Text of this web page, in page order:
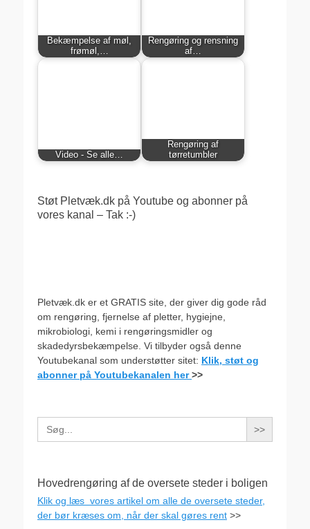
Bekæmpelse af møl,
frømøl,…
Rengøring og rensning
af…
Video - Se alle…
Rengøring af
tørretumbler
Støt Pletvæk.dk på Youtube og abonner på
vores kanal – Tak :-)
Pletvæk.dk er et GRATIS site, der giver dig gode råd
om rengøring, fjernelse af pletter, hygiejne,
mikrobiologi, kemi i rengøringsmidler og
skadedyrsbekæmpelse. Vi tilbyder også denne
Youtubekanal som understøtter sitet: Klik, støt og
abonner på Youtubekanalen her>>
Search
for:
Hovedrengøring af de oversete steder i boligen
Klik og læs vores artikel om alle de oversete steder,
der bør kræses om, når der skal gøres rent >>